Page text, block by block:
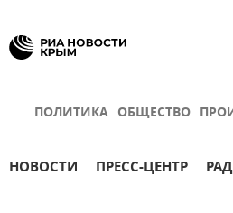
ПОЛИТИКА ОБЩЕСТВО
НОВОСТИ ПРЕСС-ЦЕНТР